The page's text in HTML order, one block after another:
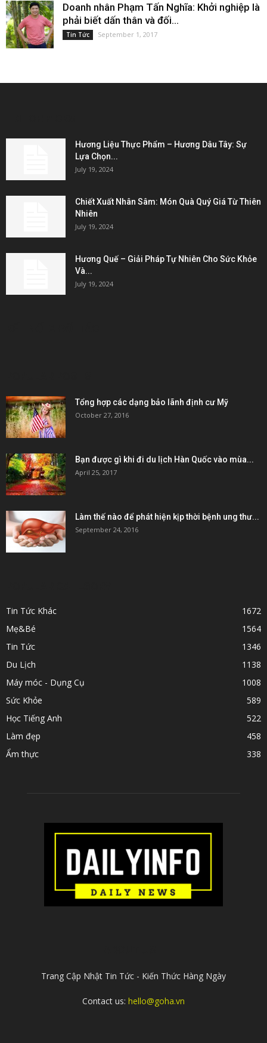
Doanh nhân Phạm Tấn Nghĩa: Khởi nghiệp là
phải biết dấn thân và đối...
Tin Tức September 1, 2017
Hương Liệu Thực Phẩm – Hương Dâu Tây: Sự
Lựa Chọn...
July 19, 2024
Chiết Xuất Nhân Sâm: Món Quà Quý Giá Từ Thiên
Nhiên
July 19, 2024
Hương Quế – Giải Pháp Tự Nhiên Cho Sức Khỏe
Và...
July 19, 2024
Tổng hợp các dạng bảo lãnh định cư Mỹ
October 27, 2016
Bạn được gì khi đi du lịch Hàn Quốc vào mùa...
April 25, 2017
Làm thế nào để phát hiện kịp thời bệnh ung thư...
September 24, 2016
Tin Tức Khác
1672
Mẹ&Bé
1564
Tin Tức
1346
Du Lịch
1138
Máy móc - Dụng Cụ
1008
Sức Khỏe
589
Học Tiếng Anh
522
Làm đẹp
458
Ẩm thực
338
Trang Cập Nhật Tin Tức - Kiến Thức Hàng Ngày
Contact us: hello@goha.vn